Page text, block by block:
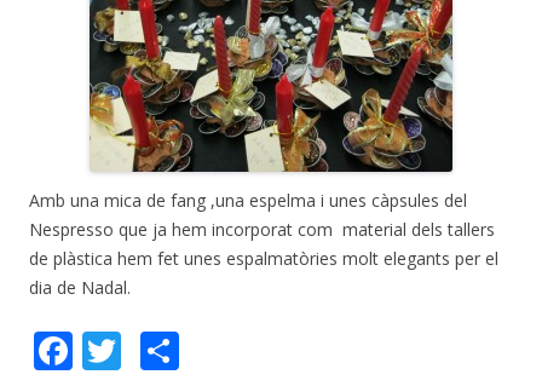
Amb una mica de fang ,una espelma i unes càpsules del
Nespresso que ja hem incorporat com material dels tallers
de plàstica hem fet unes espalmatòries molt elegants per el
dia de Nadal.
F T